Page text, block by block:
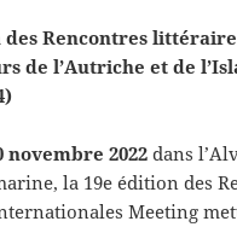
des Rencontres
de l’Autriche et de
novembre 2022 dans
la 19e édition des
Meeting